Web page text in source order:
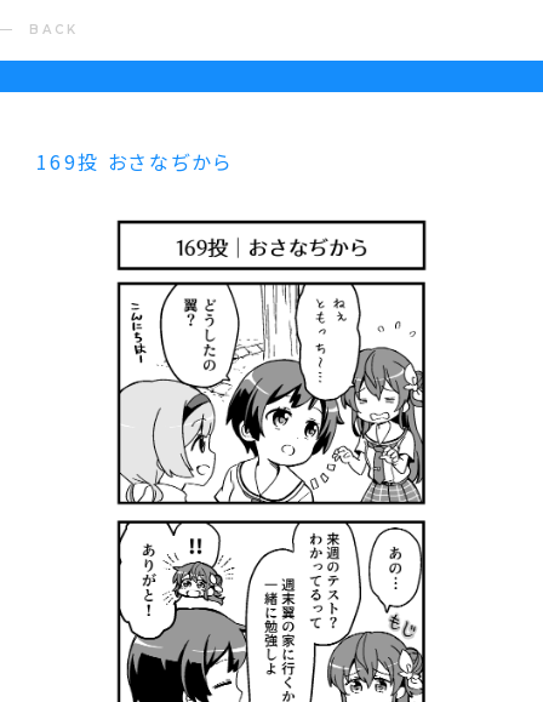
BACK
169投 おさなぢから